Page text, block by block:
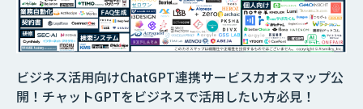
ビジネス活用向けChatGPT連携サービスカオスマップ公
開！チャットGPTをビジネスで活用したい方必見！